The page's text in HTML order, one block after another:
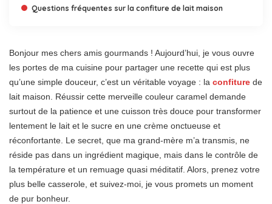
Questions fréquentes sur la confiture de lait maison
Bonjour mes chers amis gourmands ! Aujourd’hui, je vous ouvre
les portes de ma cuisine pour partager une recette qui est plus
qu’une simple douceur, c’est un véritable voyage : la confiture de
lait maison. Réussir cette merveille couleur caramel demande
surtout de la patience et une cuisson très douce pour transformer
lentement le lait et le sucre en une crème onctueuse et
réconfortante. Le secret, que ma grand-mère m’a transmis, ne
réside pas dans un ingrédient magique, mais dans le contrôle de
la température et un remuage quasi méditatif. Alors, prenez votre
plus belle casserole, et suivez-moi, je vous promets un moment
de pur bonheur.